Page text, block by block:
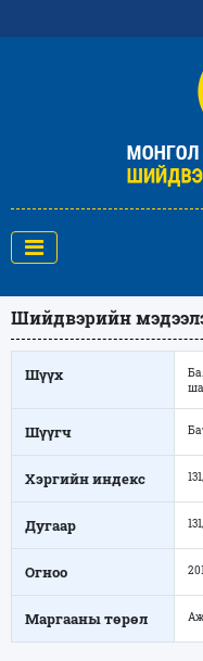
Шийдвэрийн
Шүүх
Шүүгч
Хэргийн индекс
Дугаар
Огноо
Маргааны төрөл